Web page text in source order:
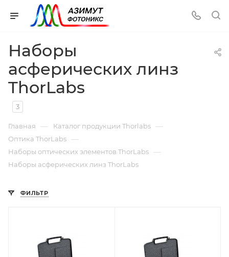
Наборы
асферических линз
ThorLabs
3
Главная — Каталог продукции Thorlabs —
Оптика ThorLabs —
Наборы оптических элементов ThorLabs —
Наборы асферических линз ThorLabs
ФИЛЬТР